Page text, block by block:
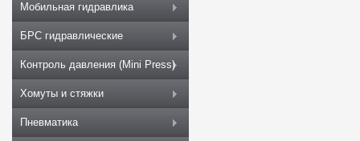
Мобильная гидравлика
БРС гидравлические
Контроль давления (Mini Press)
Хомуты и стяжки
Пневматика